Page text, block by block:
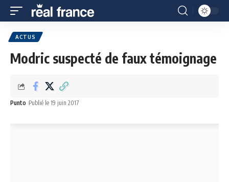
ACTUS
Modric suspecté de faux témoignage
Punto Publié le 19 juin 2017